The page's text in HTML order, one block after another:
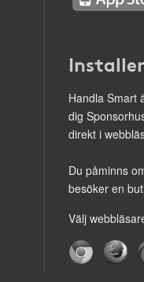
Handla Smart
dig
direkt i
Du påminns
besöker en
Välj